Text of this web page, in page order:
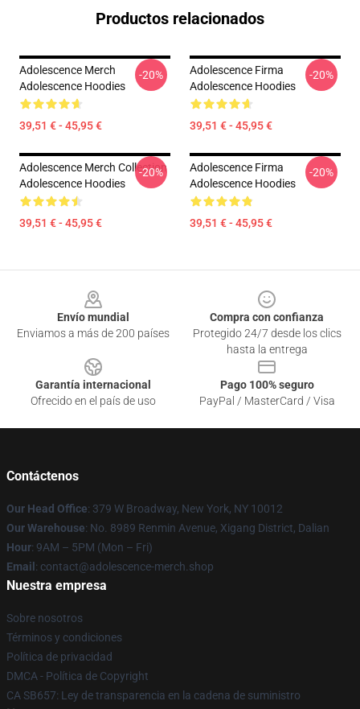
Productos relacionados
Adolescence Merch
Adolescence Hoodies
39,51 € - 45,95 €
-20%
Adolescence Firma
Adolescence Hoodies
39,51 € - 45,95 €
-20%
Adolescence Merch Collection
Adolescence Hoodies
39,51 € - 45,95 €
-20%
Adolescence Firma
Adolescence Hoodies
39,51 € - 45,95 €
-20%
Envío mundial
Enviamos a más de 200 países
Compra con confianza
Protegido 24/7 desde los clics
hasta la entrega
Garantía internacional
Ofrecido en el país de uso
Pago 100% seguro
PayPal / MasterCard / Visa
Contáctenos
Our Head Office: 379 W Broadway, New York, NY 10012
Our Warehouse: No. 8989 Renmin Avenue, Xigang District, Dalian
Hour: 9AM – 5PM (Mon – Fri)
Email : contact@adolescence-merch.shop
Nuestra empresa
Sobre nosotros
Términos y condiciones
Política de privacidad
DMCA - Política de Copyright
CA SB657: Ley de transparencia en la cadena de suministro